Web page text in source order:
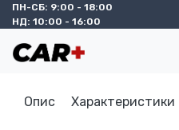
ПН-СБ: 9:00 - 18:00
НД: 10:00 - 16:00
Опис Характеристики